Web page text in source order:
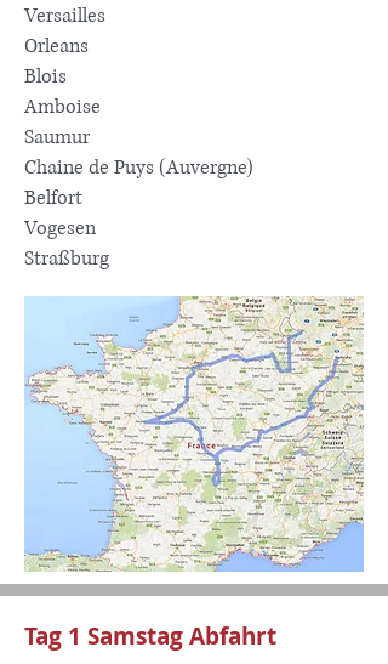
Versailles
Orleans
Blois
Amboise
Saumur
Chaine de Puys (Auvergne)
Belfort
Vogesen
Straßburg
Tag 1 Samstag Abfahrt